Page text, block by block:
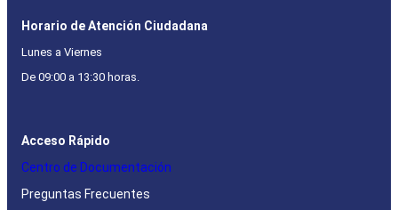
Horario de Atención Ciudadana
Lunes a Viernes
De 09:00 a 13:30 horas.
Acceso Rápido
Centro de Documentación
Preguntas Frecuentes